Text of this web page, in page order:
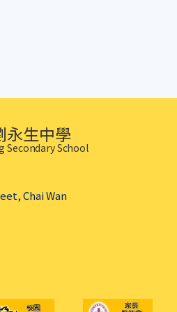
永生中學
Secondary School
Chai Wan